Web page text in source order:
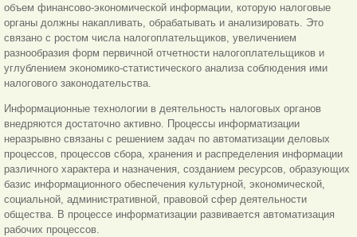
объем финансово-экономической информации, которую налоговые
органы должны накапливать, обрабатывать и анализировать. Это
связано с ростом числа налогоплательщиков, увеличением
разнообразия форм первичной отчетности налогоплательщиков и
углублением экономико-статистического анализа соблюдения ими
налогового законодательства.
Информационные технологии в деятельность налоговых органов
внедряются достаточно активно. Процессы информатизации
неразрывно связаны с решением задач по автоматизации деловых
процессов, процессов сбора, хранения и распределения информации
различного характера и назначения, созданием ресурсов, образующих
базис информационного обеспечения культурной, экономической,
социальной, административной, правовой сфер деятельности
общества. В процессе информатизации развивается автоматизация
рабочих процессов.